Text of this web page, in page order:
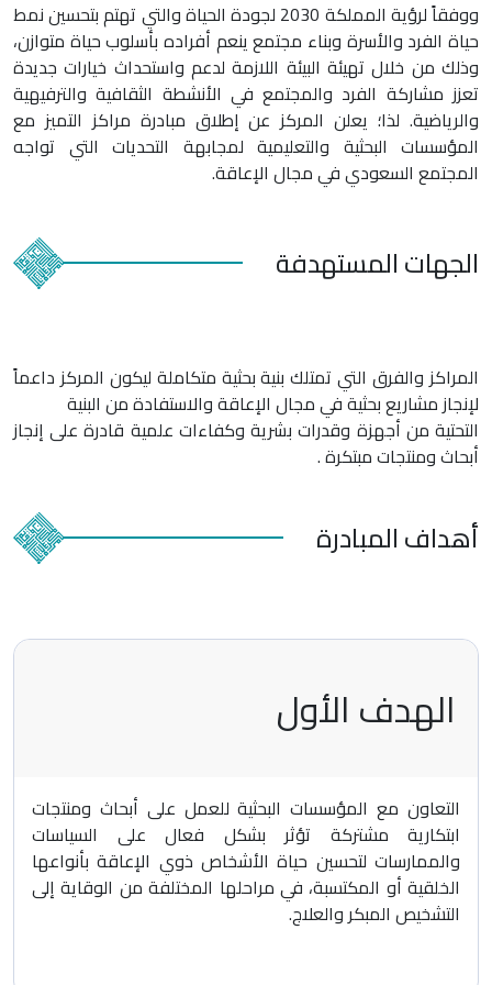
ووفقاً لرؤية المملكة 2030 لجودة الحياة والتي تهتم بتحسين نمط
حياة الفرد والأسرة وبناء مجتمع ينعم أفراده بأسلوب حياة متوازن،
وذلك من خلال تهيئة البيئة اللازمة لدعم واستحداث خيارات جديدة
تعزز مشاركة الفرد والمجتمع في الأنشطة الثقافية والترفيهية
والرياضية. لذا؛ يعلن المركز عن إطلاق مبادرة مراكز التميز مع
المؤسسات البحثية والتعليمية لمجابهة التحديات التي تواجه
المجتمع السعودي في مجال الإعاقة.
الجهاتالمستهدفة
المراكز والفرق التي تمتلك بنية بحثية متكاملة ليكون المركز داعماً
لإنجاز مشاريع بحثية في مجال الإعاقة والاستفادة من البنية
التحتية من أجهزة وقدرات بشرية وكفاءات علمية قادرة على إنجاز
أبحاث ومنتجات مبتكرة .
أهدافالمبادرة
الهدف الأول
التعاون مع المؤسسات البحثية للعمل على أبحاث ومنتجات
ابتكارية مشتركة تؤثر بشكل فعال على السياسات
والممارسات لتحسين حياة الأشخاص ذوي الإعاقة بأنواعها
الخلقية أو المكتسبة، في مراحلها المختلفة من الوقاية إلى
التشخيص المبكر والعلاج.